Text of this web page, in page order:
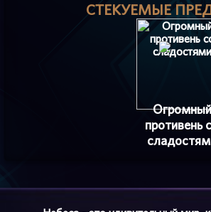
СТЕКУЕМЫЕ
Огромный
противень